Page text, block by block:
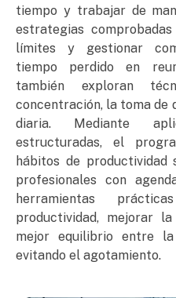
tiempo y trabajar de
estrategias
límites y gestionar
tiempo perdido en
también exploran
concentración, la toma de
diaria. Mediante
estructuradas, el
hábitos de productividad
profesionales con
herramientas
productividad, mejorar
mejor equilibrio entre
evitando el agotamiento.